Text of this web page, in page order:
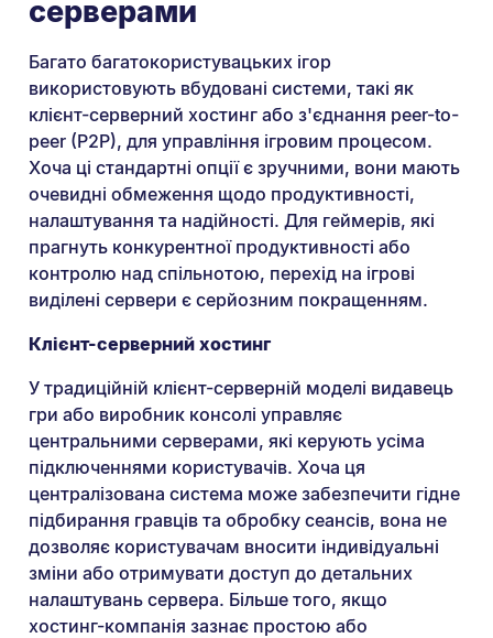
серверами
Багато багатокористувацьких ігор
використовують вбудовані системи, такі як
клієнт-серверний хостинг або з'єднання peer-to-
peer (P2P), для управління ігровим процесом.
Хоча ці стандартні опції є зручними, вони мають
очевидні обмеження щодо продуктивності,
налаштування та надійності. Для геймерів, які
прагнуть конкурентної продуктивності або
контролю над спільнотою, перехід на ігрові
виділені сервери є серйозним покращенням.
Клієнт-серверний хостинг
У традиційній клієнт-серверній моделі видавець
гри або виробник консолі управляє
центральними серверами, які керують усіма
підключеннями користувачів. Хоча ця
централізована система може забезпечити гідне
підбирання гравців та обробку сеансів, вона не
дозволяє користувачам вносити індивідуальні
зміни або отримувати доступ до детальних
налаштувань сервера. Більше того, якщо
хостинг-компанія зазнає простою або